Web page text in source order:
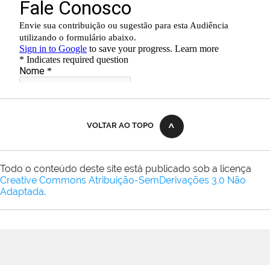
VOLTAR AO TOPO
Todo o conteúdo deste site está publicado sob a licença
Creative Commons Atribuição-SemDerivações 3.0 Não
Adaptada.